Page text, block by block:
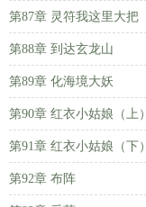
第87章 灵符我这里大把
第88章 到达玄龙山
第89章 化海境大妖
第90章 红衣小姑娘（上）
第91章 红衣小姑娘（下）
第92章 布阵